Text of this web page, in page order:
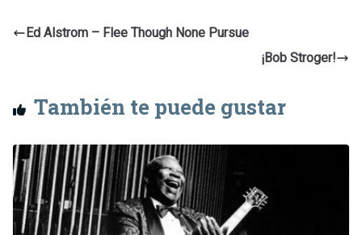
Ed Alstrom – Flee Though None Pursue
¡Bob Stroger!
También te puede gustar